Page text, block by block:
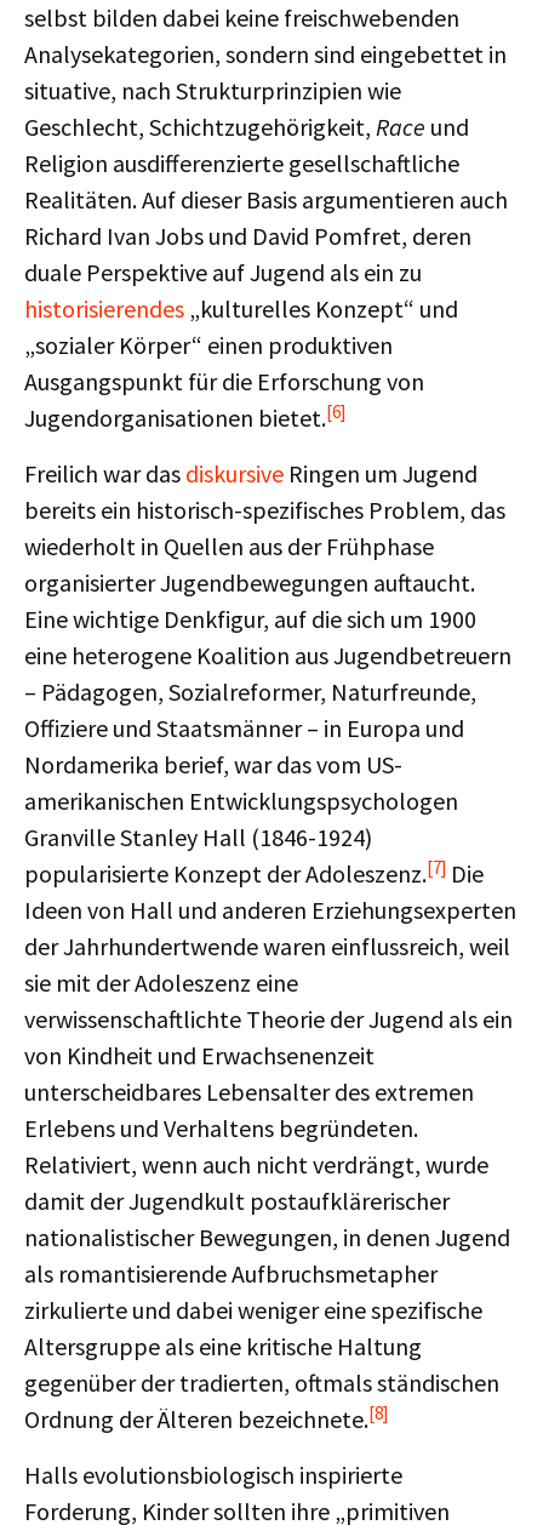
selbst bilden dabei keine freischwebenden
Analysekategorien, sondern sind eingebettet in
situative, nach Strukturprinzipien wie
Geschlecht, Schichtzugehörigkeit, Race und
Religion ausdifferenzierte gesellschaftliche
Realitäten. Auf dieser Basis argumentieren auch
Richard Ivan Jobs und David Pomfret, deren
duale Perspektive auf Jugend als ein zu
historisierendes „kulturelles Konzept“ und
„sozialer Körper“ einen produktiven
Ausgangspunkt für die Erforschung von
Jugendorganisationen bietet.[6]
Freilich war das diskursive Ringen um Jugend
bereits ein historisch-spezifisches Problem, das
wiederholt in Quellen aus der Frühphase
organisierter Jugendbewegungen auftaucht.
Eine wichtige Denkfigur, auf die sich um 1900
eine heterogene Koalition aus Jugendbetreuern
– Pädagogen, Sozialreformer, Naturfreunde,
Offiziere und Staatsmänner – in Europa und
Nordamerika berief, war das vom US-
amerikanischen Entwicklungspsychologen
Granville Stanley Hall (1846-1924)
popularisierte Konzept der Adoleszenz.[7] Die
Ideen von Hall und anderen Erziehungsexperten
der Jahrhundertwende waren einflussreich, weil
sie mit der Adoleszenz eine
verwissenschaftlichte Theorie der Jugend als ein
von Kindheit und Erwachsenenzeit
unterscheidbares Lebensalter des extremen
Erlebens und Verhaltens begründeten.
Relativiert, wenn auch nicht verdrängt, wurde
damit der Jugendkult postaufklärerischer
nationalistischer Bewegungen, in denen Jugend
als romantisierende Aufbruchsmetapher
zirkulierte und dabei weniger eine spezifische
Altersgruppe als eine kritische Haltung
gegenüber der tradierten, oftmals ständischen
Ordnung der Älteren bezeichnete.[8]
Halls evolutionsbiologisch inspirierte
Forderung, Kinder sollten ihre „primitiven